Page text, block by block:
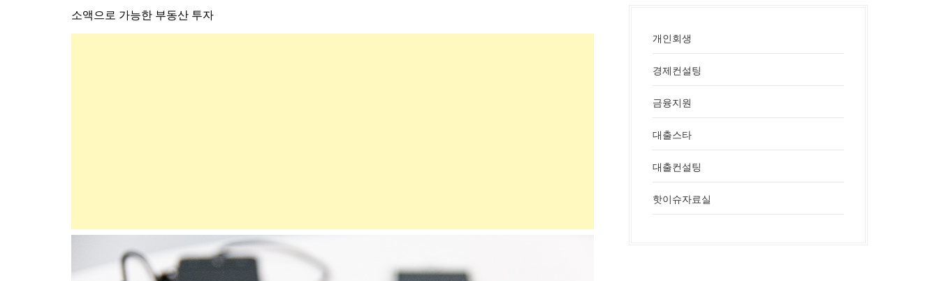
소액으로 가능한 부동산 투자
개인회생
경제컨설팅
금융지원
대출스타
대출컨설팅
핫이슈자료실